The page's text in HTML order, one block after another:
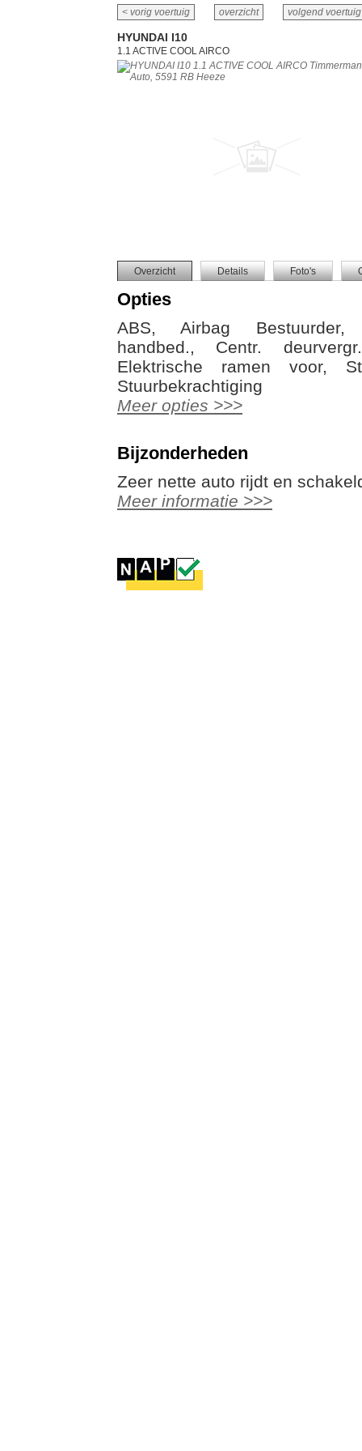
< vorig voertuig overzicht volgend
HYUNDAI I10
1.1 ACTIVE COOL AIRCO
Overzicht Details Foto's
Opties
ABS, Airbag Bestuurder,
handbed., Centr.
Elektrische ramen voor,
Stuurbekrachtiging
Meer opties >>>
Bijzonderheden
Zeer nette auto rijdt en
Meer informatie >>>